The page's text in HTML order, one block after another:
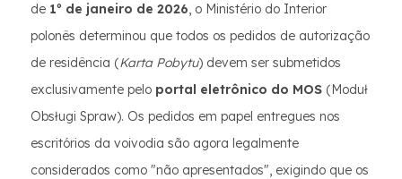
de 1º de janeiro de 2026, o Ministério do Interior
polonês determinou que todos os pedidos de autorização
de residência (Karta Pobytu) devem ser submetidos
exclusivamente pelo portal eletrônico do MOS (Moduł
Obsługi Spraw). Os pedidos em papel entregues nos
escritórios da voivodia são agora legalmente
considerados como "não apresentados", exigindo que os